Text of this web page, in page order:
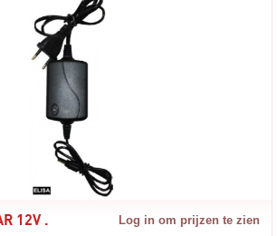
12V . Log in om prijzen te zien